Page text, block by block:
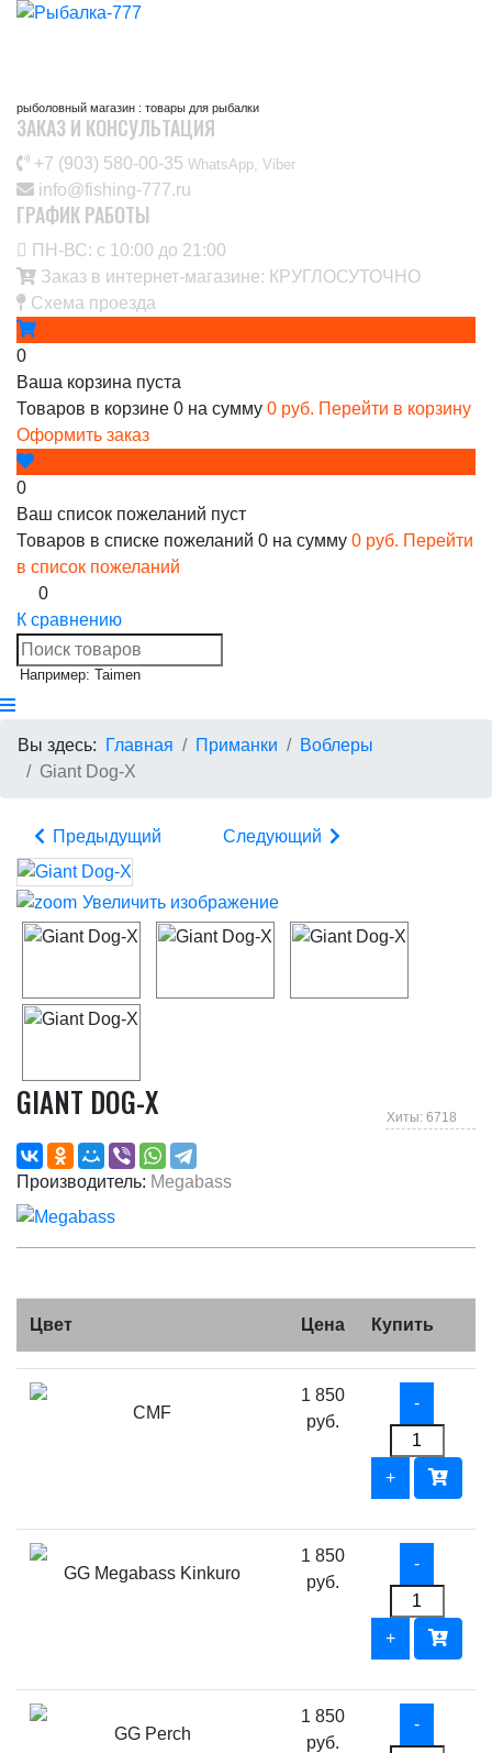
рыболовный магазин : товары для рыбалки
ЗАКАЗ И КОНСУЛЬТАЦИЯ
+7 (903) 580-00-35‬ WhatsApp, Viber
info@fishing-777.ru
ГРАФИК РАБОТЫ
ПН-ВС: с 10:00 до 21:00
Заказ в интернет-магазине: КРУГЛОСУТОЧНО
Схема проезда
0
Ваша корзина пуста
Товаров в корзине 0 на сумму 0 руб. Перейти в корзину
Оформить заказ
0
Ваш список пожеланий пуст
Товаров в списке пожеланий 0 на сумму 0 руб. Перейти
в список пожеланий
0
К сравнению
Например: Taimen
Вы здесь: Главная Приманки
Воблеры
Giant Dog-X
Предыдущий Следующий
Увеличить изображение
Хиты: 6718
GIANT DOG-X
Производитель: Megabass
Цвет Цена Купить
CMF
1 850
руб.
GG Megabass Kinkuro
1 850
руб.
GG Perch
1 850
руб.